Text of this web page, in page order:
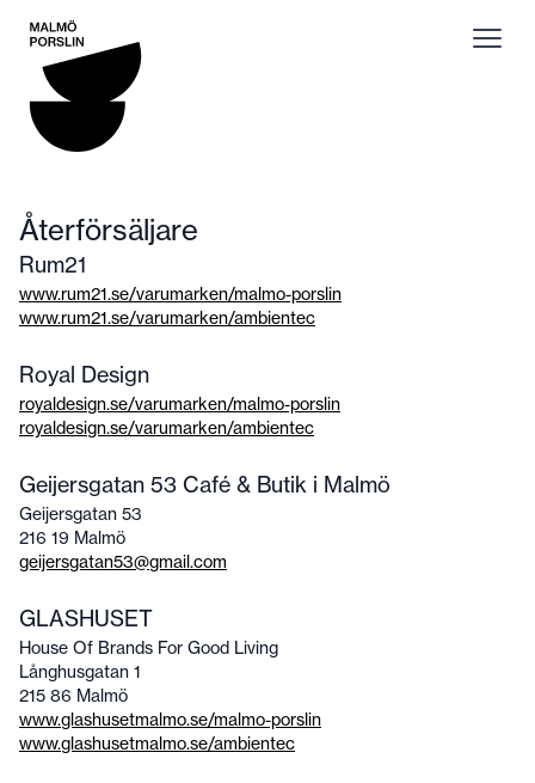
Malmö Porslin
Återförsäljare
Rum21
www.rum21.se/varumarken/malmo-porslin
www.rum21.se/varumarken/ambientec
Royal Design
royaldesign.se/varumarken/malmo-porslin
royaldesign.se/varumarken/ambientec
Geijersgatan 53 Café & Butik i Malmö
Geijersgatan 53
216 19 Malmö
geijersgatan53@gmail.com
GLASHUSET
House Of Brands For Good Living
Långhusgatan 1
215 86 Malmö
www.glashusetmalmo.se/malmo-porslin
www.glashusetmalmo.se/ambientec